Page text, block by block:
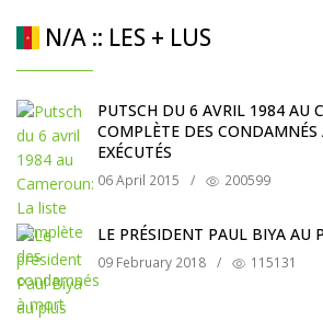
N/A :: LES + LUS
PUTSCH DU 6 AVRIL 1984 AU
COMPLÈTE DES CONDAMNÉS
EXÉCUTÉS
06 April 2015 / 200599
LE PRÉSIDENT PAUL BIYA AU
09 February 2018 / 115131